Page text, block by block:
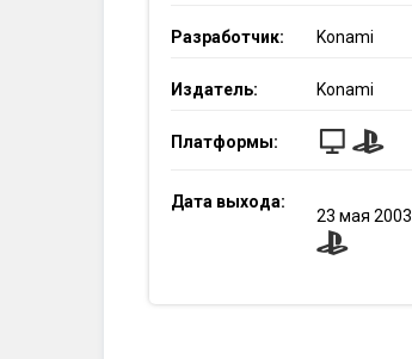
Разработчик: Konami
Издатель: Konami
Платформы:
Дата выхода:
23 мая 2003